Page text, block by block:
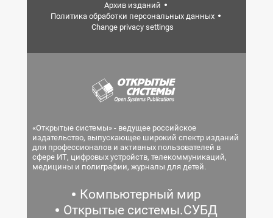
Архив изданий
Политика обработки персональных данных
Change privacy settings
«Открытые системы» - ведущее российское
издательство, выпускающее широкий спектр изданий
для профессионалов и активных пользователей в
сфере ИТ, цифровых устройств, телекоммуникаций,
медицины и полиграфии, журналы для детей.
Компьютерный мир
Открытые системы.СУБД